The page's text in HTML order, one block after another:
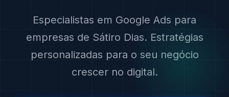
Especialistas em Google Ads para
empresas de Sátiro Dias. Estratégias
personalizadas para o seu negócio
crescer no digital.